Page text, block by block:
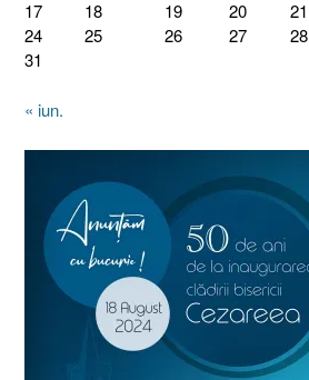
17
18 19 20 21
24
25 26 27 28
31
« iun.